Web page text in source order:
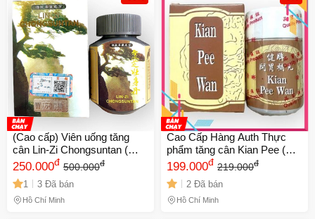
(Cao cấp) Viên uống tăng
cân Lin-Zi Chongsuntan (
Linh chi tráng thân đơn ) - Hỗ
trợ ăn ngon miệng và ngủ
sâu giấc - Thực phẩm chức
năng tự nhiên cho sức khỏe
250.000đ 500.000đ
1 3 Đã bán
Hồ Chí Minh
Cao Cấp Hàng Auth Thực
phẩm tăng cân Kian Pee (
Kiện Tỳ Hoàn ) xuất xứ
Malaysia giúp ăn ngon
miệng, ngủ ngon - Mã 1062
199.000đ 219.000đ
2 Đã bán
Hồ Chí Minh